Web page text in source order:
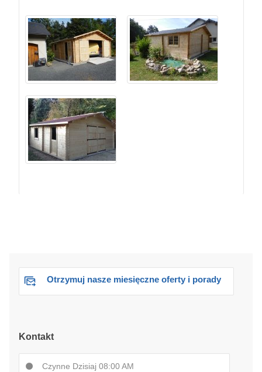
Otrzymuj nasze miesięczne oferty i porady
Kontakt
Czynne Dzisiaj 08:00 AM